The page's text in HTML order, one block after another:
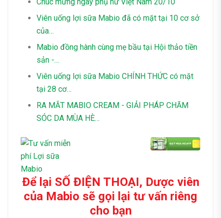
Viên uống lợi sữa Mabio đã có mặt tại 10 cơ sở
của…
Mabio đồng hành cùng mẹ bầu tại Hội thảo tiền
sản -…
Viên uống lợi sữa Mabio CHÍNH THỨC có mặt
tại 28 cơ…
RA MẮT MABIO CREAM - GIẢI PHÁP CHĂM
SÓC DA MÙA HÈ…
Để lại SỐ ĐIỆN THOẠI, Dược viên
của Mabio sẽ gọi lại tư vấn riêng
cho bạn